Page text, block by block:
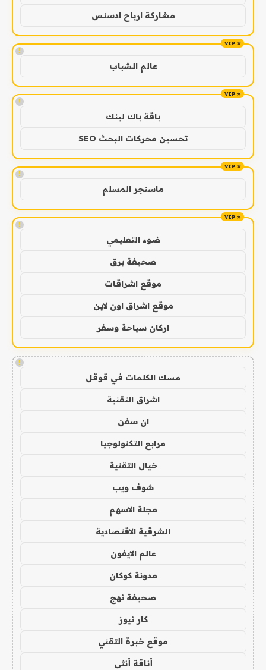
مشاركة ارباح ادسنس
!
عالم الشباب
!
باقة باك لينك
تحسين محركات البحث SEO
!
ماسنجر المسلم
!
ضوء التعليمي
صحيفة برق
موقع اشراقات
موقع اشراق اون لاين
اركان سياحة وسفر
!
مسك الكلمات في قوقل
اشراق التقنية
ان سفن
مرابع التكنولوجيا
خيال التقنية
شوف ويب
مجلة الاسهم
الشرقية الاقتصادية
عالم الايفون
مدونة كوكان
صحيفة نهج
كار نيوز
موقع خبرة التقني
أناقة أنثى